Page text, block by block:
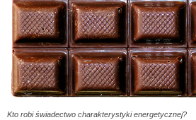
Kto robi świadectwo charakterystyki energetycznej?